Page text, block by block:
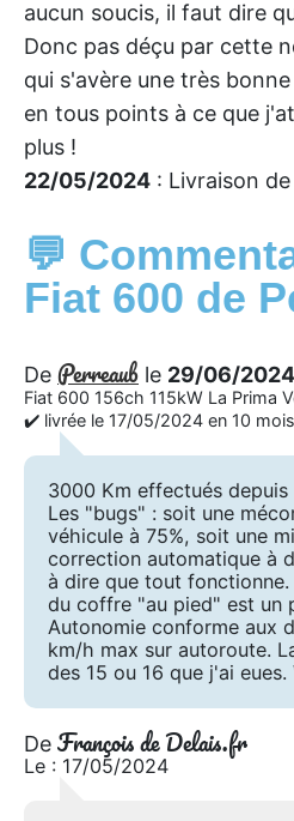
aucun soucis, il faut dire
Donc pas déçu par cette
qui s'avère une très
en tous points à ce que
plus !
22/05/2024 : Livraison
💬
Fiat 600 de
De Perreaub le 29/06/
Fiat 600 156ch 115kW La Prima
✔️ livrée le 17/05/2024 en 10 mois
3000 Km effectués
Les "bugs" : soit une
véhicule à 75%, soit une
correction automatique à
à dire que tout fonctionne.
du coffre "au pied" est un
Autonomie conforme aux
km/h max sur autoroute.
des 15 ou 16 que j'ai
De François de Delais.fr
Le : 17/05/2024